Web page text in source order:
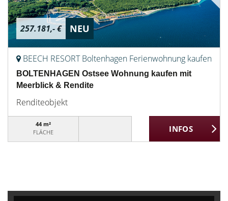
257.181,- € NEU
BEECH RESORT Boltenhagen Ferienwohnung kaufen
BOLTENHAGEN Ostsee Wohnung kaufen mit
Meerblick & Rendite
Renditeobjekt
44 m²
FLÄCHE